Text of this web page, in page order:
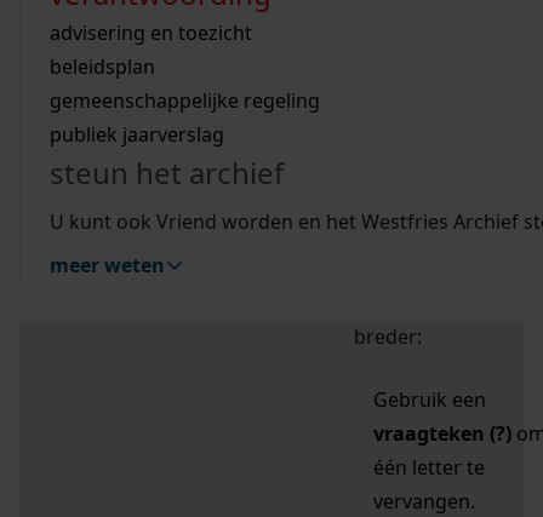
bouwvergunningen
omgevingsvergunningen
vergunningen
beeld en geluid
uitleg nodig?
Wij helpen u op weg met een aantal zoektips.
bekijk alle zoektips
Wij helpen u op weg met een aantal zoektips.
bekijk alle zoektips
bekijk ons geschiedenislokaal
advisering en toezicht
beleidsplan
gemeenschappelijke regeling
publiek jaarverslag
steun het archief
U kunt ook Vriend worden en het Westfries Archief
meer weten
zoektips
Mijn Studiezaal (inloggen)
uw zoekopdracht te
breder:
Gebruik een
vraagteken (?)
één letter te
vervangen.